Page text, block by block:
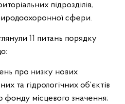
підрозділів,
сфери.
11 питань порядку
про низку нових
та гідрологічних об’єктів
фонду місцевого значення;